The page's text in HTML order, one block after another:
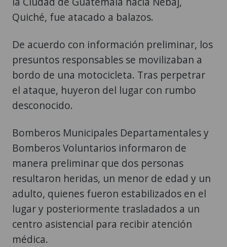
Quiché, fue atacado a balazos.
De acuerdo con información preliminar, los
presuntos responsables se movilizaban a
bordo de una motocicleta. Tras perpetrar
el ataque, huyeron del lugar con rumbo
desconocido.
Bomberos Municipales Departamentales y
Bomberos Voluntarios informaron de
manera preliminar que dos personas
resultaron heridas, un menor de edad y un
adulto, quienes fueron estabilizados en el
lugar y posteriormente trasladados a un
centro asistencial para recibir atención
médica.